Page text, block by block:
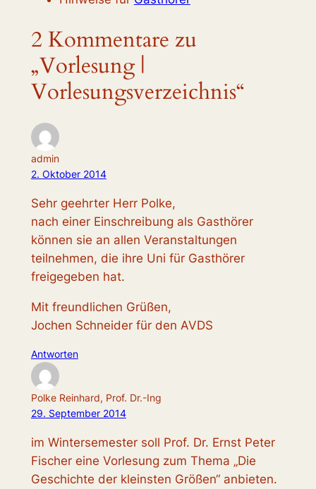
2 Kommentare zu
„Vorlesung |
Vorlesungsverzeichnis“
admin
2. Oktober 2014
Sehr geehrter Herr Polke,
nach einer Einschreibung als Gasthörer
können sie an allen Veranstaltungen
teilnehmen, die ihre Uni für Gasthörer
freigegeben hat.
Mit freundlichen Grüßen,
Jochen Schneider für den AVDS
Antworten
Polke Reinhard, Prof. Dr.-Ing
29. September 2014
im Wintersemester soll Prof. Dr. Ernst Peter
Fischer eine Vorlesung zum Thema „Die
Geschichte der kleinsten Größen“ anbieten.